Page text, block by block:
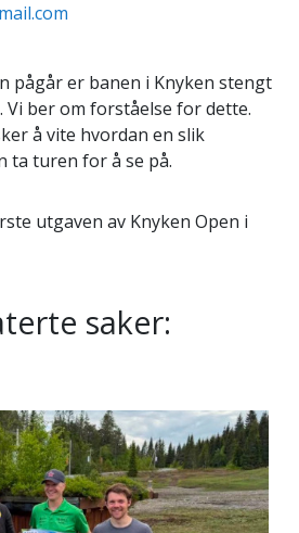
pågår er banen i Knyken stengt
ber om forståelse for dette.
å vite hvordan en slik
turen for å se på.
utgaven av Knyken Open i
saker: